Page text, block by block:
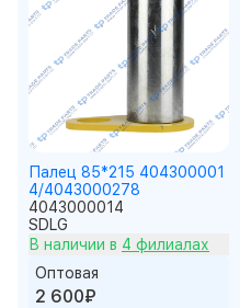
Палец 85*215 404300001
4/4043000278
4043000014
SDLG
В наличии в 4 филиалах
Оптовая
2 600₽